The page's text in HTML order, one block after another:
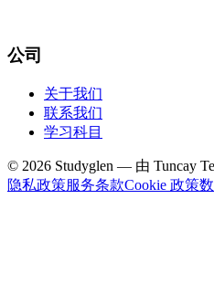
公司
关于我们
联系我们
学习科目
© 2026 Studyglen — 由 Tuncay
隐私政策服务条款Cookie 政策